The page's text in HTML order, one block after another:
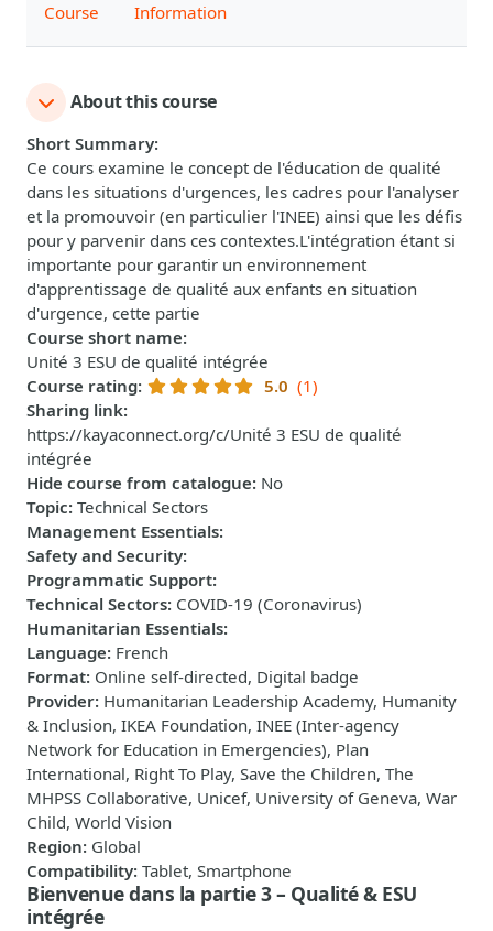
Course Information
About this course
Short Summary:
Ce cours examine le concept de l'éducation de qualité
dans les situations d'urgences, les cadres pour l'analyser
et la promouvoir (en particulier l'INEE) ainsi que les défis
pour y parvenir dans ces contextes.L'intégration étant si
importante pour garantir un environnement
d'apprentissage de qualité aux enfants en situation
d'urgence, cette partie
Course short name:
Unité 3 ESU de qualité intégrée
Course rating: 5.0 (1)
Sharing link:
https://kayaconnect.org/c/Unité 3 ESU de qualité
intégrée
Hide course from catalogue: No
Topic: Technical Sectors
Management Essentials:
Safety and Security:
Programmatic Support:
Technical Sectors: COVID-19 (Coronavirus)
Humanitarian Essentials:
Language: French
Format: Online self-directed, Digital badge
Provider: Humanitarian Leadership Academy, Humanity
& Inclusion, IKEA Foundation, INEE (Inter-agency
Network for Education in Emergencies), Plan
International, Right To Play, Save the Children, The
MHPSS Collaborative, Unicef, University of Geneva, War
Child, World Vision
Region: Global
Compatibility: Tablet, Smartphone
Bienvenue dans la partie 3 – Qualité & ESU
intégrée